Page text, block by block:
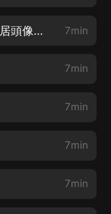
0003 赤蛇派的挑戰（點雅居頭像，進主頁加官方粉絲群，催更加更福利都可以哦！） 7min
7min
7min
7min
7min